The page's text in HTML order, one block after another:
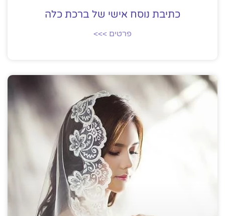
כתיבת נוסח אישי של ברכת כלה
פרטים >>>